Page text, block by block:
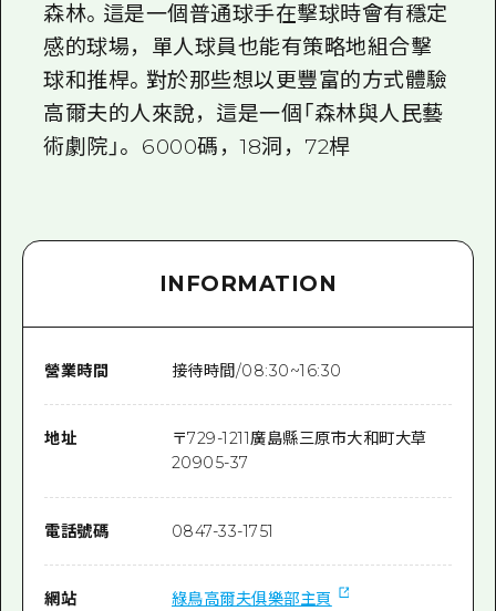
森林。這是一個普通球手在擊球時會有穩定
感的球場，單人球員也能有策略地組合擊
球和推桿。對於那些想以更豐富的方式體驗
高爾夫的人來說，這是一個「森林與人民藝
術劇院」。 6000碼，18洞，72桿
INFORMATION
營業時間 接待時間/08:30~16:30
地址 〒729-1211廣島縣三原市大和町大草
20905-37
電話號碼 0847-33-1751
網站 綠鳥高爾夫俱樂部主頁